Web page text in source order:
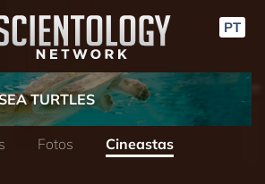
PT
TURTLES
Fotos Cineastas